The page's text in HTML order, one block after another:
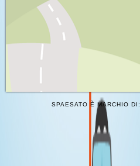
SPAESATO È MARCHIO DI: